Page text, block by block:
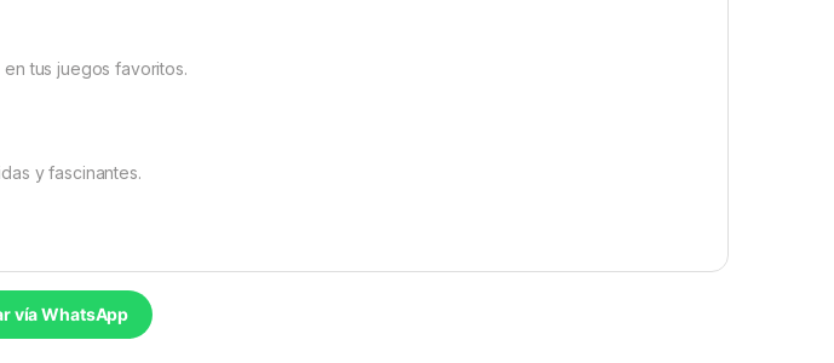
tus juegos favoritos.
y fascinantes.
vía WhatsApp